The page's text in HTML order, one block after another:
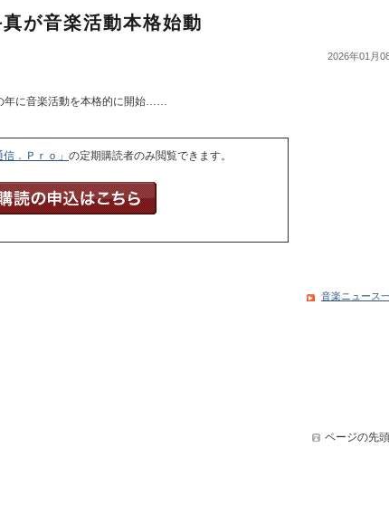
が音楽活動本格始動
2026年01月
年に音楽活動を本格的に開始……
信．Ｐｒｏ」 の定期購読者のみ閲覧できます。
音楽ニュース
ページの先